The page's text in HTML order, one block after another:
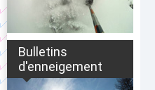
Bulletins
d'enneigement